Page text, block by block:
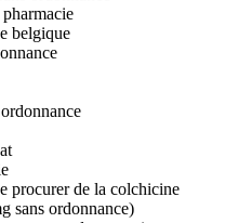
belgique
procurer de la colchicine
sans ordonnance)